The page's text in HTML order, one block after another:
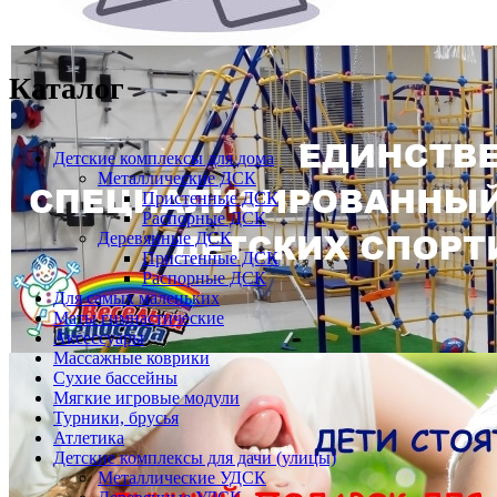
Каталог
Детские комплексы для дома
Металлические ДСК
Пристенные ДСК
Распорные ДСК
Деревянные ДСК
Пристенные ДСК
Распорные ДСК
Для самых маленьких
Маты гимнастические
Аксессуары
Массажные коврики
Сухие бассейны
Мягкие игровые модули
Турники, брусья
Атлетика
Детские комплексы для дачи (улицы)
Металлические УДСК